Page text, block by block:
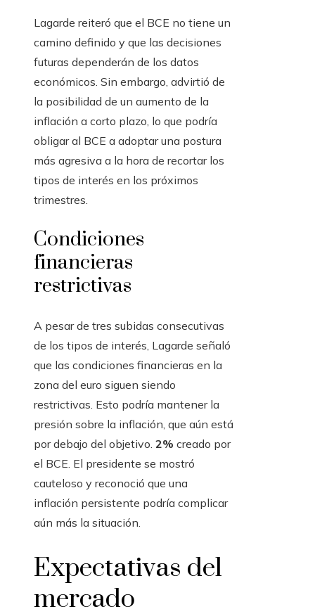
Lagarde reiteró que el BCE no tiene un
camino definido y que las decisiones
futuras dependerán de los datos
económicos. Sin embargo, advirtió de
la posibilidad de un aumento de la
inflación a corto plazo, lo que podría
obligar al BCE a adoptar una postura
más agresiva a la hora de recortar los
tipos de interés en los próximos
trimestres.
Condiciones
financieras
restrictivas
A pesar de tres subidas consecutivas
de los tipos de interés, Lagarde señaló
que las condiciones financieras en la
zona del euro siguen siendo
restrictivas. Esto podría mantener la
presión sobre la inflación, que aún está
por debajo del objetivo. 2% creado por
el BCE. El presidente se mostró
cauteloso y reconoció que una
inflación persistente podría complicar
aún más la situación.
Expectativas del
mercado